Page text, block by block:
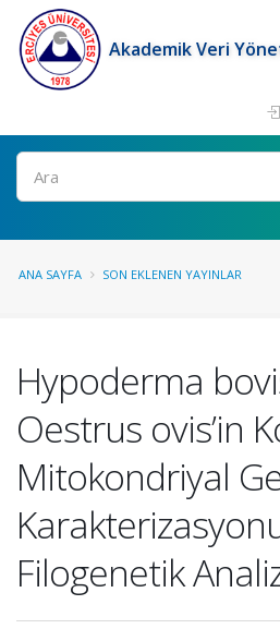
Akademik Veri
Ara
ANA SAYFA SON EKLENEN YAYINLAR
Hypoderma
Oestrus ovis’in
Mitokondriyal
Filogenetik